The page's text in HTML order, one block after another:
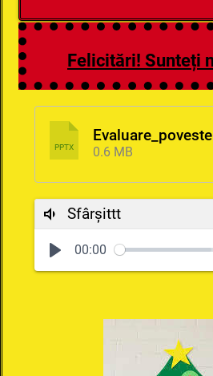
Felicitări! Sunteți
PPTX 0.6 MB
Sfârșittt
00:00